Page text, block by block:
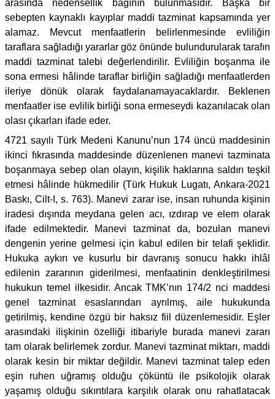
arasında nedensellik bağının bulunmasıdır. Başka bir
sebepten kaynaklı kayıplar maddi tazminat kapsamında yer
alamaz. Mevcut menfaatlerin belirlenmesinde evliliğin
taraflara sağladığı yararlar göz önünde bulundurularak tarafın
maddi tazminat talebi değerlendirilir. Evliliğin boşanma ile
sona ermesi hâlinde taraflar birliğin sağladığı menfaatlerden
ileriye dönük olarak faydalanamayacaklardır. Beklenen
menfaatler ise evlilik birliği sona ermeseydi kazanılacak olan
olası çıkarları ifade eder.
4721 sayılı Türk Medeni Kanunu’nun 174 üncü maddesinin
ikinci fıkrasında maddesinde düzenlenen manevi tazminata
boşanmaya sebep olan olayın, kişilik haklarına saldırı teşkil
etmesi hâlinde hükmedilir (Türk Hukuk Lugatı, Ankara-2021
Baskı, Cilt-I, s. 763). Manevi zarar ise, insan ruhunda kişinin
iradesi dışında meydana gelen acı, ızdırap ve elem olarak
ifade edilmektedir. Manevi tazminat da, bozulan manevi
dengenin yerine gelmesi için kabul edilen bir telafi şeklidir.
Hukuka aykırı ve kusurlu bir davranış sonucu hakkı ihlâl
edilenin zararının giderilmesi, menfaatinin denkleştirilmesi
hukukun temel ilkesidir. Ancak TMK’nın 174/2 nci maddesi
genel tazminat esaslarından ayrılmış, aile hukukunda
getirilmiş, kendine özgü bir haksız fiil düzenlemesidir. Eşler
arasındaki ilişkinin özelliği itibariyle burada manevi zararı
tam olarak belirlemek zordur. Manevi tazminat miktarı, maddi
olarak kesin bir miktar değildir. Manevi tazminat talep eden
eşin ruhen uğramış olduğu çöküntü ile psikolojik olarak
yaşamış olduğu sıkıntılara karşılık olarak onu rahatlatacak